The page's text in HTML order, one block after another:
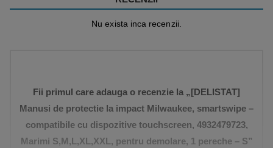
Nu exista inca recenzii.
Fii primul care adauga o recenzie la „[DELISTAT]
Manusi de protectie la impact Milwaukee, smartswipe –
compatibile cu dispozitive touchscreen, 4932479723,
Marimi S,M,L,XL,XXL, pentru demolare, 1 pereche – S”